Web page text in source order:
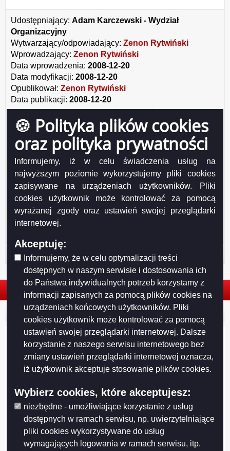
🍪 Polityka plików cookies
oraz polityka prywatności
Informujemy, iż w celu świadczenia usług na
najwyższym poziomie wykorzystujemy pliki cookies
zapisywane na urządzeniach użytkowników. Pliki
cookies użytkownik może kontrolować za pomocą
wyrażanej zgody oraz ustawień swojej przeglądarki
internetowej.
Akceptuję:
Informujemy, że w celu optymalizacji treści
dostępnych w naszym serwisie i dostosowania ich
do Państwa indywidualnych potrzeb korzystamy z
informacji zapisanych za pomocą plików cookies na
urządzeniach końcowych użytkowników. Pliki
cookies użytkownik może kontrolować za pomocą
ustawień swojej przeglądarki internetowej. Dalsze
korzystanie z naszego serwisu internetowego bez
zmiany ustawień przeglądarki internetowej oznacza,
iż użytkownik akceptuje stosowanie plików cookies.
Wybierz cookies, które akceptujesz:
niezbędne - umożliwiające korzystanie z usług
dostępnych w ramach serwisu, np. uwierzytelniające
pliki cookies wykorzystywane do usług
wymagających logowania w ramach serwisu, itp.
Udostępniający: Adam Karczewski - Wydział
Organizacyjny
Wytwarzający/odpowiadający: Zenon Rytwiński
Wprowadzający: Zenon Rytwiński
Data wprowadzenia: 2008-12-20
Data modyfikacji: 2008-12-20
Opublikował: Zenon Rytwiński
Data publikacji: 2008-12-20
Drukuj do PDF
Drukuj
Historia strony
© 2026. Urząd Miejski w Suwałkach. Wszystkie prawa zastrzeżone.